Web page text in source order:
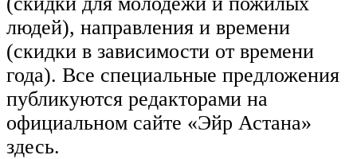
людей), направления и времени
(скидки в зависимости от времени
года). Все специальные предложения
публикуются редакторами на
официальном сайте «Эйр Астана»
здесь.